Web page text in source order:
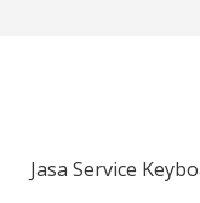
Jasa Service